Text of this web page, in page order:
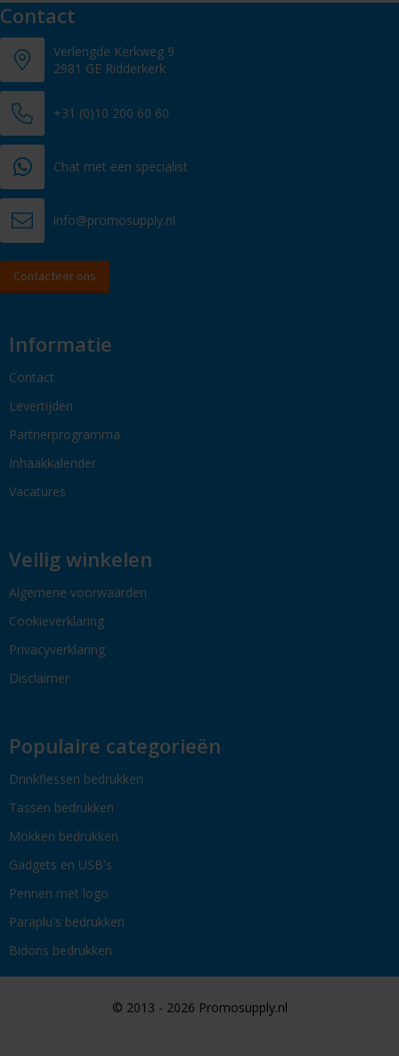
Contact
Verlengde Kerkweg 9
2981 GE Ridderkerk
+31 (0)10 200 60 60
Chat met een specialist
info@promosupply.nl
Contacteer ons
Informatie
Contact
Levertijden
Partnerprogramma
Inhaakkalender
Vacatures
Veilig winkelen
Algemene voorwaarden
Cookieverklaring
Privacyverklaring
Disclaimer
Populaire categorieën
Drinkflessen bedrukken
Tassen bedrukken
Mokken bedrukken
Gadgets en USB's
Pennen met logo
Paraplu's bedrukken
Bidons bedrukken
© 2013 - 2026 Promosupply.nl